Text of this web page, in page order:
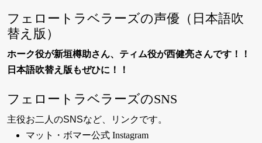
フェロートラベラーズの声優（日本語吹
替え版）
ホーク役が新垣樽助さん、ティム役が西健亮さんです！！
日本語吹替え版もぜひに！！
フェロートラベラーズのSNS
主役お二人のSNSなど、リンクです。
マット・ボマー公式 Instagram